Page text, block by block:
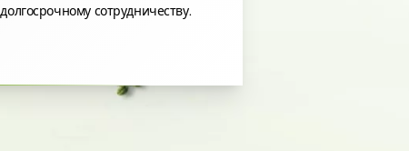
долгосрочному сотрудничеству.